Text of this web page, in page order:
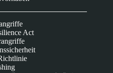
Act